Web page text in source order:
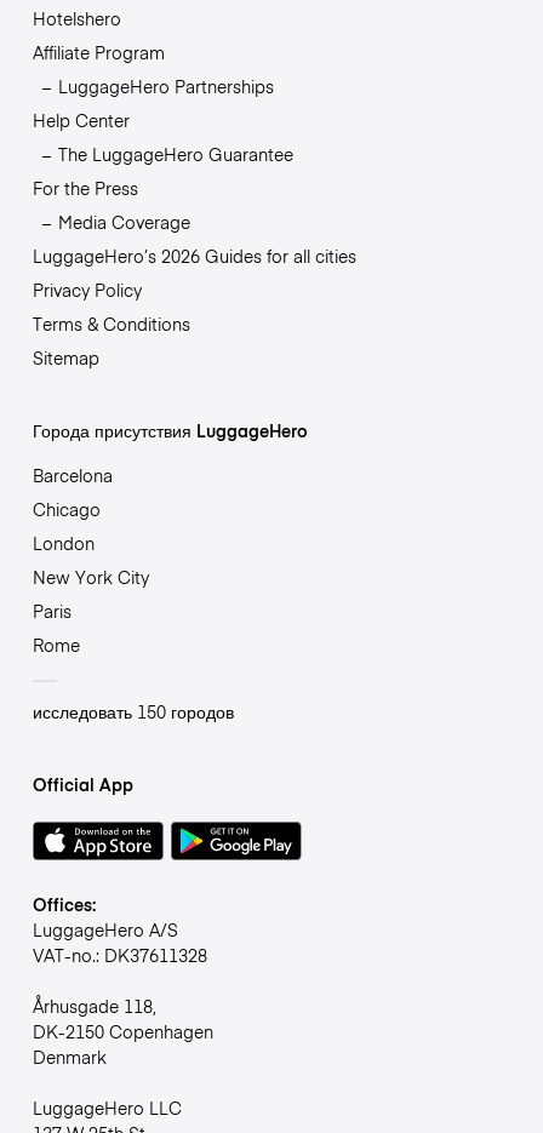
Hotelshero
Affiliate Program
LuggageHero Partnerships
Help Center
The LuggageHero Guarantee
For the Press
Media Coverage
LuggageHero’s 2026 Guides for all cities
Privacy Policy
Terms & Conditions
Sitemap
Города присутствия LuggageHero
Barcelona
Chicago
London
New York City
Paris
Rome
исследовать 150 городов
Official App
Offices:
LuggageHero A/S
VAT-no.: DK37611328
Århusgade 118,
DK-2150 Copenhagen
Denmark
LuggageHero LLC